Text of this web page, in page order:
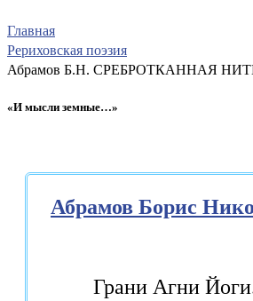
Главная
Рериховская поэзия
Абрамов Б.Н. СРЕБРОТКАННАЯ
«И мысли земные…»
Абрамов Борис
Грани Агни Йоги.